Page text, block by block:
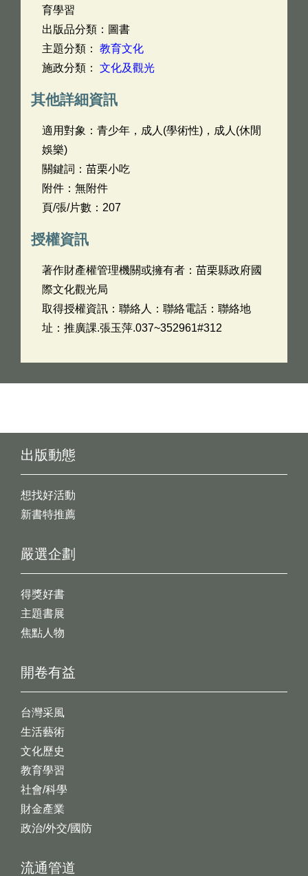
育學習
出版品分類：圖書
主題分類： 教育文化
施政分類： 文化及觀光
其他詳細資訊
適用對象：青少年，成人(學術性)，成人(休閒
娛樂)
關鍵詞：苗栗小吃
附件：無附件
頁/張/片數：207
授權資訊
著作財產權管理機關或擁有者：苗栗縣政府國
際文化觀光局
取得授權資訊：聯絡人：聯絡電話：聯絡地
址：推廣課.張玉萍.037~352961#312
出版動態
想找好活動
新書特推薦
開卷有益
台灣采風
生活藝術
文化歷史
教育學習
社會/科學
財金產業
政治/外交/國防
嚴選企劃
得獎好書
主題書展
焦點人物
流通管道